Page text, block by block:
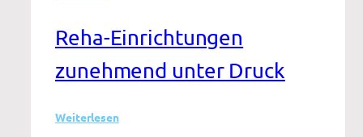
Reha-Einrichtungen
zunehmend unter Druck
Weiterlesen: